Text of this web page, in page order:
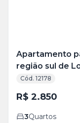
Apartamento
região sul de
Cód. 12178
R$ 2.850
3Quartos